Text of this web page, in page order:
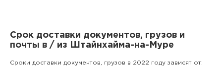
Срок доставки документов, грузов и
почты в / из Штайнхайма-на-Муре
Сроки доставки документов, грузов в 2022 году зависят от: